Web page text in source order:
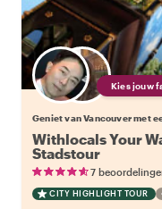
Kies jouw
Geniet van Vancouver met
Withlocals Your
Stadstour
7
CITY HIGHLIGHT TOUR